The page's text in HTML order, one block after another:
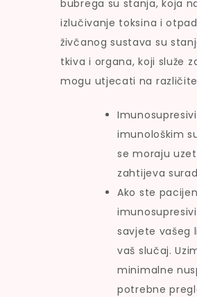
bubrega su stanja, koja
izlučivanje toksina i
živčanog sustava su
tkiva i organa, koji služe
mogu utjecati na
imunološkim
se moraju
zahtijeva
Ako ste
savjete vašeg
vaš slučaj.
minimalne
potrebne